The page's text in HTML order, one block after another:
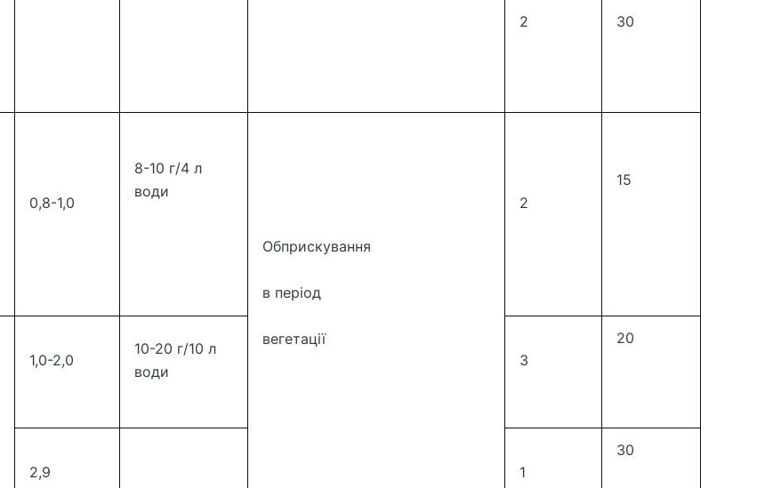
2 30
0,8-1,0
8-10 г/4 л
води
Обприскування
в період
вегетації
2
15
1,0-2,0
10-20 г/10 л
води
3
20
2,9
1
30